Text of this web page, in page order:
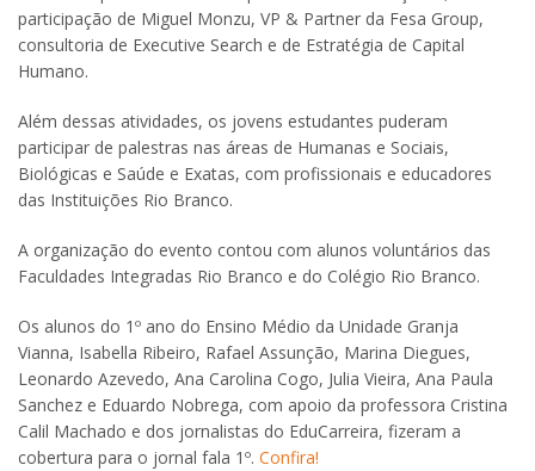
participação de Miguel Monzu, VP & Partner da Fesa Group,
consultoria de Executive Search e de Estratégia de Capital
Humano.
Além dessas atividades, os jovens estudantes puderam
participar de palestras nas áreas de Humanas e Sociais,
Biológicas e Saúde e Exatas, com profissionais e educadores
das Instituições Rio Branco.
A organização do evento contou com alunos voluntários das
Faculdades Integradas Rio Branco e do Colégio Rio Branco.
Os alunos do 1º ano do Ensino Médio da Unidade Granja
Vianna, Isabella Ribeiro, Rafael Assunção, Marina Diegues,
Leonardo Azevedo, Ana Carolina Cogo, Julia Vieira, Ana Paula
Sanchez e Eduardo Nobrega, com apoio da professora Cristina
Calil Machado e dos jornalistas do EduCarreira, fizeram a
cobertura para o jornal fala 1º. Confira!